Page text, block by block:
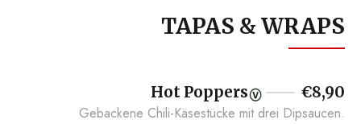
TAPAS & WRAPS
Hot Poppers
€8,90
Gebackene Chili-Käsestücke mit drei Dipsaucen.